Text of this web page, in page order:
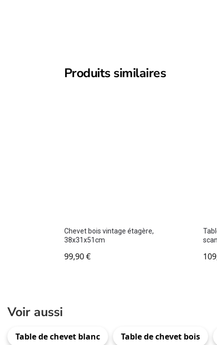
Produits similaires
Chevet bois vintage étagère,
38x31x51cm
99,90€
Voir aussi
Table de chevet blanc Table de chevet bois